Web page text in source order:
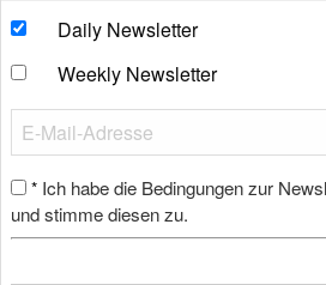
Daily Newsletter
Weekly Newsletter
* Ich habe die Bedingungen zur
und stimme diesen zu.